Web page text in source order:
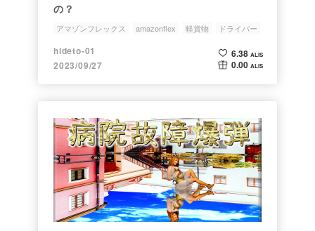
の？
アマゾンフレックス amazonflex 軽貨物 ドライバー
hideto-01
2023/09/27
6.38 ALIS
0.00 ALIS